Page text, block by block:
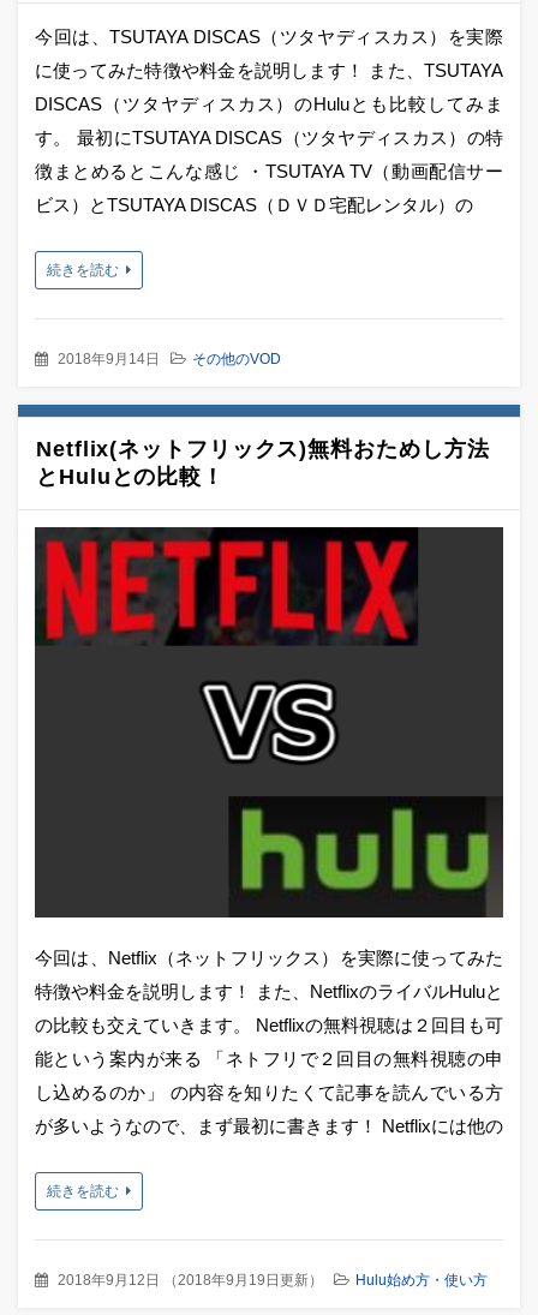
今回は、TSUTAYA DISCAS（ツタヤディスカス）を実際
に使ってみた特徴や料金を説明します！ また、TSUTAYA
DISCAS（ツタヤディスカス）のHuluとも比較してみま
す。 最初にTSUTAYA DISCAS（ツタヤディスカス）の特
徴まとめるとこんな感じ ・TSUTAYA TV（動画配信サー
ビス）とTSUTAYA DISCAS（ＤＶＤ宅配レンタル）の
続きを読む
2018年9月14日 その他のVOD
Netflix(ネットフリックス)無料おためし方法
とHuluとの比較！
今回は、Netflix（ネットフリックス）を実際に使ってみた
特徴や料金を説明します！ また、NetflixのライバルHuluと
の比較も交えていきます。 Netflixの無料視聴は２回目も可
能という案内が来る 「ネトフリで２回目の無料視聴の申
し込めるのか」 の内容を知りたくて記事を読んでいる方
が多いようなので、まず最初に書きます！ Netflixには他の
続きを読む
2018年9月12日 （2018年9月19日更新） Hulu始め方・使い方